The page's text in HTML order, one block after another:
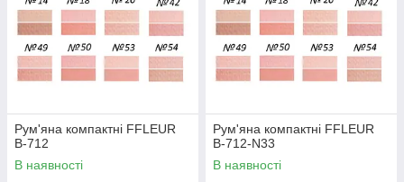
Рум'яна компактні FFLEUR
B-712
В наявності
Рум'яна компактні FFLEUR
B-712-N33
В наявності